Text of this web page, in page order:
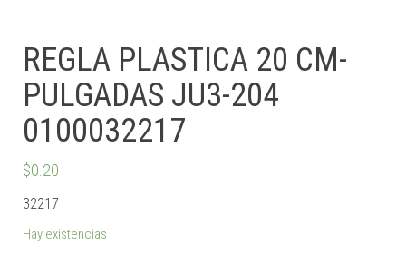
REGLA PLASTICA 20 CM-
PULGADAS JU3-204
0100032217
$0.20
32217
Hay existencias